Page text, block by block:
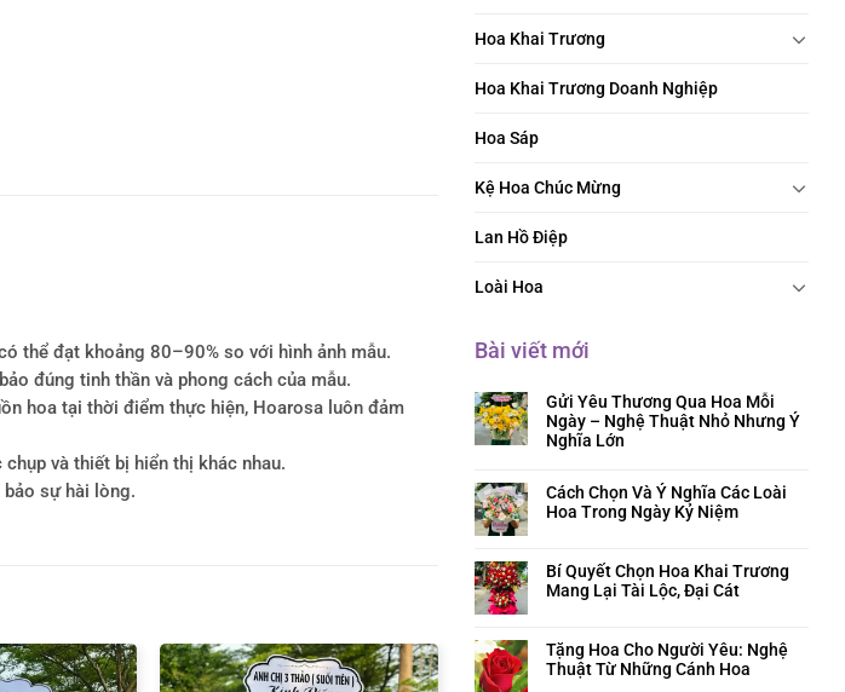
Hoa Khai Trương
Hoa Khai Trương Doanh Nghiệp
Hoa Sáp
Kệ Hoa Chúc Mừng
Lan Hồ Điệp
Loài Hoa
Bài viết mới
Gửi Yêu Thương Qua Hoa Mỗi
Ngày – Nghệ Thuật Nhỏ Nhưng Ý
Nghĩa Lớn
Cách Chọn Và Ý Nghĩa Các Loài
Hoa Trong Ngày Kỷ Niệm
Bí Quyết Chọn Hoa Khai Trương
Mang Lại Tài Lộc, Đại Cát
Tặng Hoa Cho Người Yêu: Nghệ
Thuật Từ Những Cánh Hoa
thể đạt khoảng 80–90% so với hình ảnh mẫu.
đúng tinh thần và phong cách của mẫu.
hoa tại thời điểm thực hiện, Hoarosa luôn đảm
và thiết bị hiển thị khác nhau.
sự hài lòng.